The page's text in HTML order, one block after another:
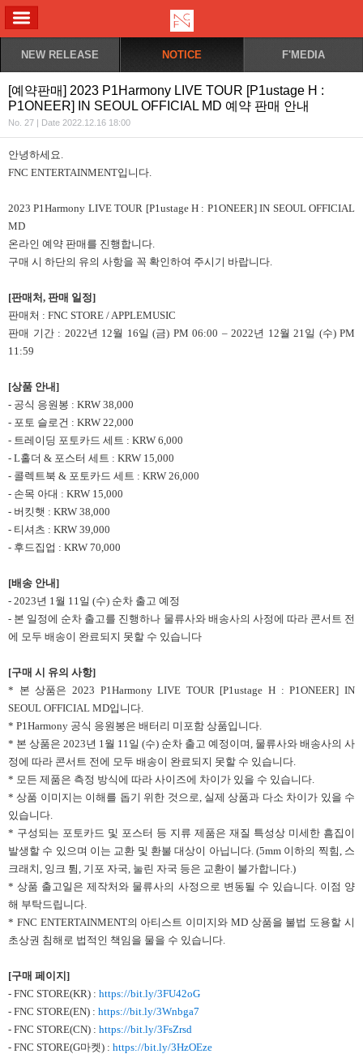
NEW RELEASE NOTICE F'MEDIA
[예약판매] 2023 P1Harmony LIVE TOUR [P1ustage H :
P1ONEER] IN SEOUL OFFICIAL MD 예약 판매 안내
No. 27 | Date 2022.12.16 18:00
안녕하세요.
FNC ENTERTAINMENT입니다.
2023 P1Harmony LIVE TOUR [P1ustage H : P1ONEER] IN SEOUL OFFICIAL
MD
온라인 예약 판매를 진행합니다.
구매 시 하단의 유의 사항을 꼭 확인하여 주시기 바랍니다.
[판매처, 판매 일정]
판매처 : FNC STORE / APPLEMUSIC
판매 기간 : 2022년 12월 16일 (금) PM 06:00 – 2022년 12월 21일 (수) PM
11:59
[상품 안내]
- 공식 응원봉 : KRW 38,000
- 포토 슬로건 : KRW 22,000
- 트레이딩 포토카드 세트 : KRW 6,000
- L홀더 & 포스터 세트 : KRW 15,000
- 콜렉트북 & 포토카드 세트 : KRW 26,000
- 손목 아대 : KRW 15,000
- 버킷햇 : KRW 38,000
- 티셔츠 : KRW 39,000
- 후드집업 : KRW 70,000
[배송 안내]
- 2023년 1월 11일 (수) 순차 출고 예정
- 본 일정에 순차 출고를 진행하나 물류사와 배송사의 사정에 따라 콘서트 전
에 모두 배송이 완료되지 못할 수 있습니다
[구매 시 유의 사항]
* 본 상품은 2023 P1Harmony LIVE TOUR [P1ustage H : P1ONEER] IN
SEOUL OFFICIAL MD입니다.
* P1Harmony 공식 응원봉은 배터리 미포함 상품입니다.
* 본 상품은 2023년 1월 11일 (수) 순차 출고 예정이며, 물류사와 배송사의 사
정에 따라 콘서트 전에 모두 배송이 완료되지 못할 수 있습니다.
* 모든 제품은 측정 방식에 따라 사이즈에 차이가 있을 수 있습니다.
* 상품 이미지는 이해를 돕기 위한 것으로, 실제 상품과 다소 차이가 있을 수
있습니다.
* 구성되는 포토카드 및 포스터 등 지류 제품은 재질 특성상 미세한 흠집이
발생할 수 있으며 이는 교환 및 환불 대상이 아닙니다. (5mm 이하의 찍힘, 스
크래치, 잉크 튐, 기포 자국, 눌린 자국 등은 교환이 불가합니다.)
* 상품 출고일은 제작처와 물류사의 사정으로 변동될 수 있습니다. 이점 양
해 부탁드립니다.
* FNC ENTERTAINMENT의 아티스트 이미지와 MD 상품을 불법 도용할 시
초상권 침해로 법적인 책임을 물을 수 있습니다.
[구매 페이지]
- FNC STORE(KR) : https://bit.ly/3FU42oG
- FNC STORE(EN) : https://bit.ly/3Wnbga7
- FNC STORE(CN) : https://bit.ly/3FsZrsd
- FNC STORE(G마켓) : https://bit.ly/3HzOEze